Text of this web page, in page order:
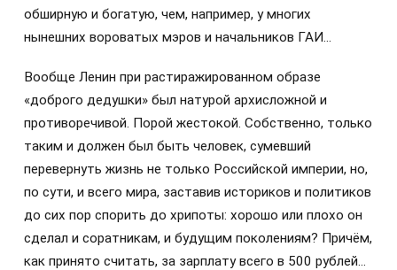
обширную и богатую, чем, например, у многих
нынешних вороватых мэров и начальников ГАИ…
Вообще Ленин при растиражированном образе
«доброго дедушки» был натурой архисложной и
противоречивой. Порой жестокой. Собственно, только
таким и должен был быть человек, сумевший
перевернуть жизнь не только Российской империи, но,
по сути, и всего мира, заставив историков и политиков
до сих пор спорить до хрипоты: хорошо или плохо он
сделал и соратникам, и будущим поколениям? Причём,
как принято считать, за зарплату всего в 500 рублей…